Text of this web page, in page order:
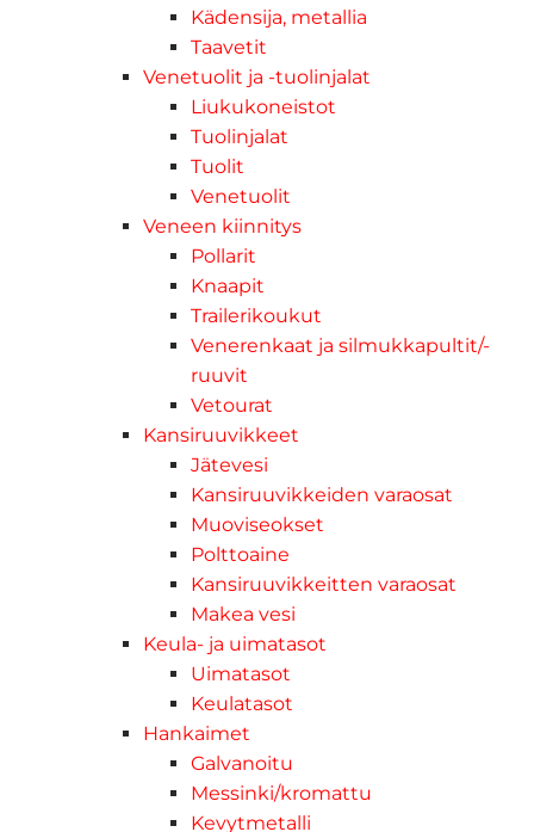
Kädensija, metallia
Taavetit
Venetuolit ja -tuolinjalat
Liukukoneistot
Tuolinjalat
Tuolit
Venetuolit
Veneen kiinnitys
Pollarit
Knaapit
Trailerikoukut
Venerenkaat ja silmukkapultit/-
ruuvit
Vetourat
Kansiruuvikkeet
Jätevesi
Kansiruuvikkeiden varaosat
Muoviseokset
Polttoaine
Kansiruuvikkeitten varaosat
Makea vesi
Keula- ja uimatasot
Uimatasot
Keulatasot
Hankaimet
Galvanoitu
Messinki/kromattu
Kevytmetalli